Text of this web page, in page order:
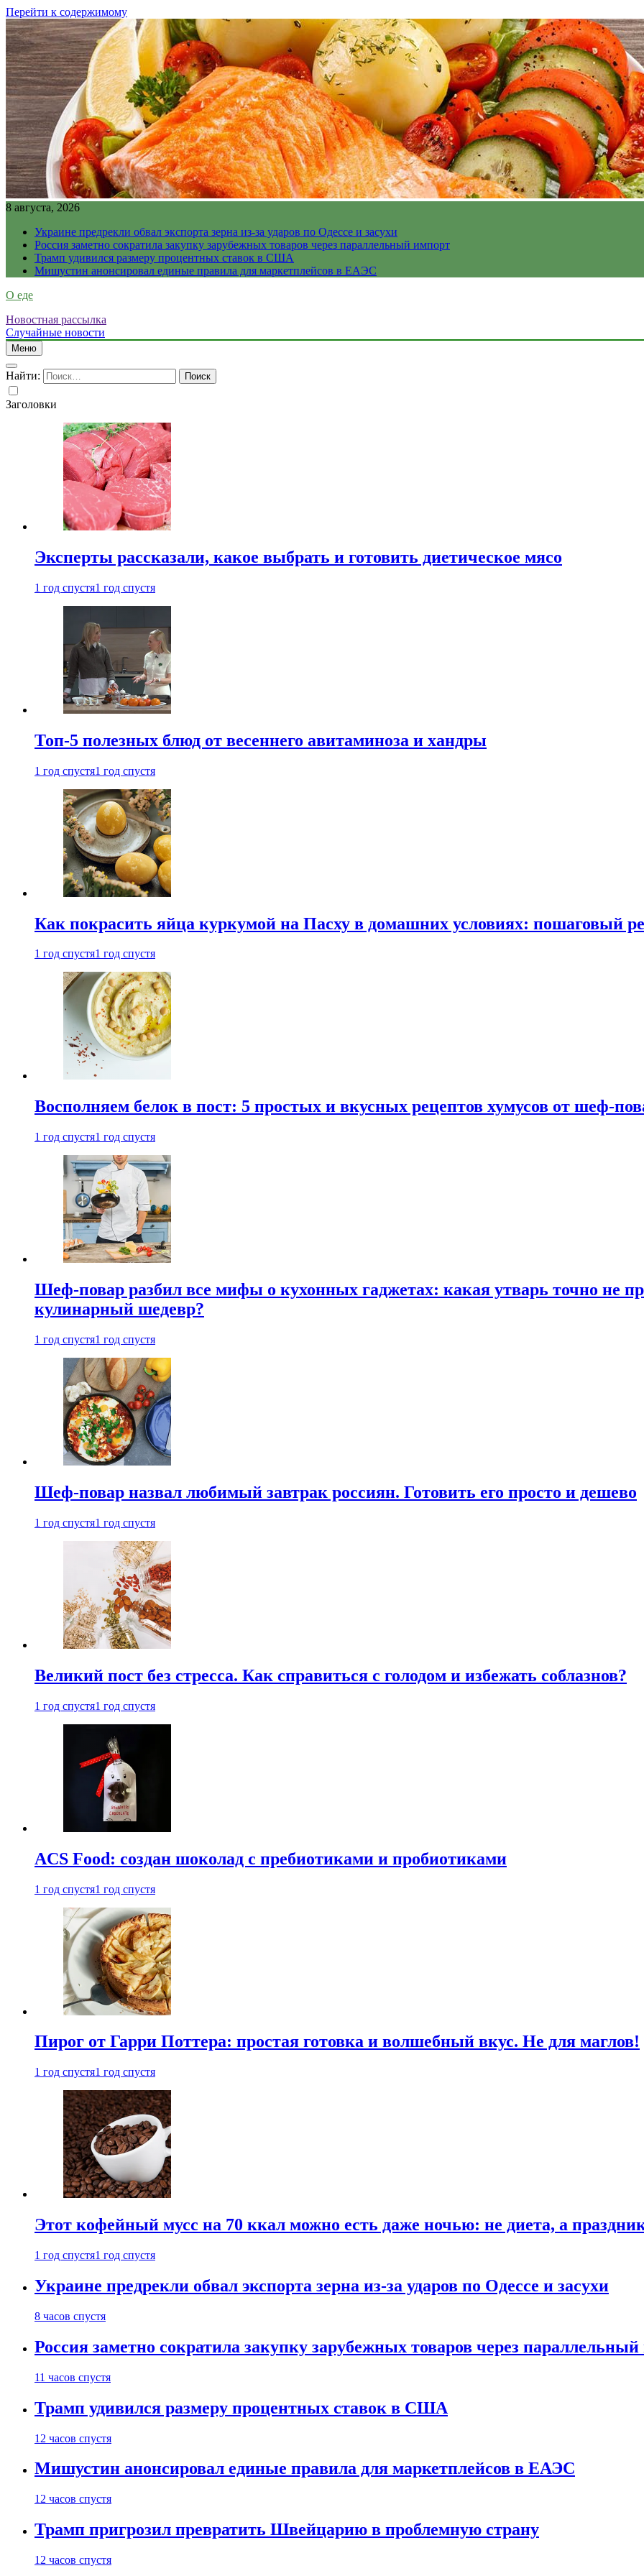
Перейти к содержимому
8 августа, 2026
Украине предрекли обвал экспорта зерна из-за ударов по Одессе и засухи
Россия заметно сократила закупку зарубежных товаров через параллельный импорт
Трамп удивился размеру процентных ставок в США
Мишустин анонсировал единые правила для маркетплейсов в ЕАЭС
О еде
Новостная рассылка
Случайные новости
Меню
Найти:
Заголовки
Эксперты рассказали, какое выбрать и готовить диетическое мясо
1 год спустя1 год спустя
Топ-5 полезных блюд от весеннего авитаминоза и хандры
1 год спустя1 год спустя
Как покрасить яйца куркумой на Пасху в домашних условиях: пошаговый
1 год спустя1 год спустя
Восполняем белок в пост: 5 простых и вкусных рецептов хумусов от шеф-
1 год спустя1 год спустя
Шеф-повар разбил все мифы о кухонных гаджетах: какая утварь точно не
кулинарный шедевр?
1 год спустя1 год спустя
Шеф-повар назвал любимый завтрак россиян. Готовить его просто и дешево
1 год спустя1 год спустя
Великий пост без стресса. Как справиться с голодом и избежать соблазнов?
1 год спустя1 год спустя
ACS Food: создан шоколад с пребиотиками и пробиотиками
1 год спустя1 год спустя
Пирог от Гарри Поттера: простая готовка и волшебный вкус. Не для маглов!
1 год спустя1 год спустя
Этот кофейный мусс на 70 ккал можно есть даже ночью: не диета, а
1 год спустя1 год спустя
Украине предрекли обвал экспорта зерна из-за ударов по Одессе и засухи
8 часов спустя
Россия заметно сократила закупку зарубежных товаров через
11 часов спустя
Трамп удивился размеру процентных ставок в США
12 часов спустя
Мишустин анонсировал единые правила для маркетплейсов в ЕАЭС
12 часов спустя
Трамп пригрозил превратить Швейцарию в проблемную страну
12 часов спустя